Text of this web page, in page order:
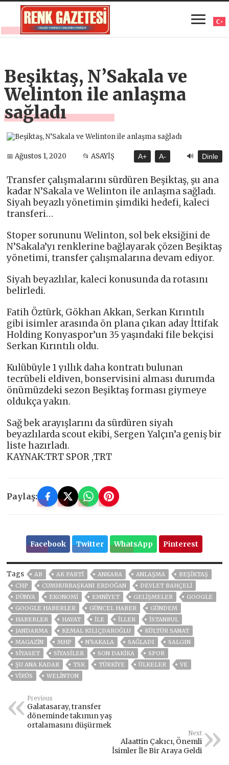
Beşiktaş, N’Sakala ve
Welinton ile anlaşma
sağladı
📅 Ağustos 1, 2020 📂 ASAYİŞ A+ A- 🔊 Dinle
Transfer çalışmalarını sürdüren Beşiktaş, şu ana
kadar N’Sakala ve Welinton ile anlaşma sağladı.
Siyah beyazlı yönetimin şimdiki hedefi, kaleci
transferi…
Stoper sorununu Welinton, sol bek eksiğini de
N’Sakala’yı renklerine bağlayarak çözen Beşiktaş
yönetimi, transfer çalışmalarına devam ediyor.
Siyah beyazlılar, kaleci konusunda da rotasını
belirledi.
Fatih Öztürk, Gökhan Akkan, Serkan Kırıntılı
gibi isimler arasında ön plana çıkan aday İttifak
Holding Konyaspor’un 35 yaşındaki file bekçisi
Serkan Kırıntılı oldu.
Kulübüyle 1 yıllık daha kontratı bulunan
tecrübeli eldiven, bonservisini alması durumda
önümüzdeki sezon Beşiktaş forması giymeye
oldukça yakın.
Sağ bek arayışlarını da sürdüren siyah
beyazlılarda scout ekibi, Sergen Yalçın’a geniş bir
liste hazırladı.
KAYNAK:TRT SPOR ,TRT
Paylaş:
Facebook Twitter WhatsApp Pinterest
Tags AB AK PARTİ ANKARA ANLAŞMA
BEŞIKTAŞ
CHP
CUMHURBAŞKANI ERDOĞAN
DEVLET BAHÇELİ
DÜNYA
EKONOMİ EMNİYET GELIŞMELER
GOOGLE
GOOGLE HABERLER
GÜNCEL HABER
GÜNDEM
HABERLER
HAYAT ILE İLLER
ISTANBUL
JANDARMA
KEMAL KILIÇDAROĞLU
KÜLTÜR SANAT
MAGAZİN
MHP N'SAKALA SAĞLADI
SALGIN
SİYASET
SİYASİLER SON DAKIKA
SPOR
ŞU ANA KADAR
TSK TÜRKİYE ÜLKELER
VE
VIRÜS
WELINTON
Previous
Galatasaray, transfer
döneminde takımın yaş
ortalamasını düşürmek
Next
Alaattin Çakıcı, Önemli
İsimler İle Bir Araya Geldi